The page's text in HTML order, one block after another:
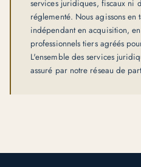
services juridiques, fiscaux ni
réglementé. Nous agissons en
indépendant en acquisition,
professionnels tiers agréés
L'ensemble des services
assuré par notre réseau de